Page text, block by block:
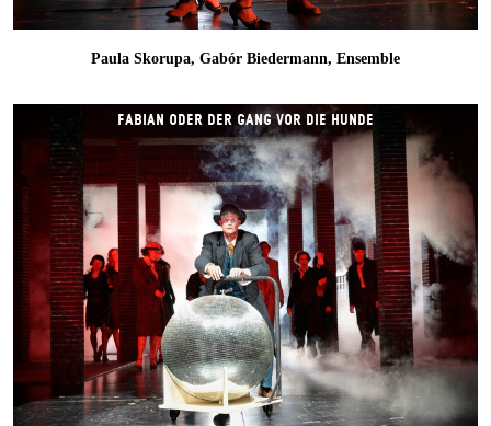
Paula Skorupa, Gabór Biedermann, Ensemble
FABIAN ODER DER GANG VOR DIE HUNDE